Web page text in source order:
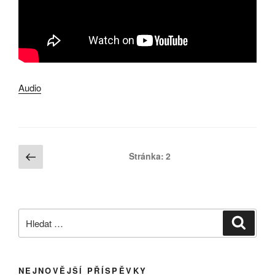
Audio
Stránkování
příspěvků
Předchozí
stránka
Stránka:2
NEJNOVĚJŠÍ PŘÍSPĚVKY